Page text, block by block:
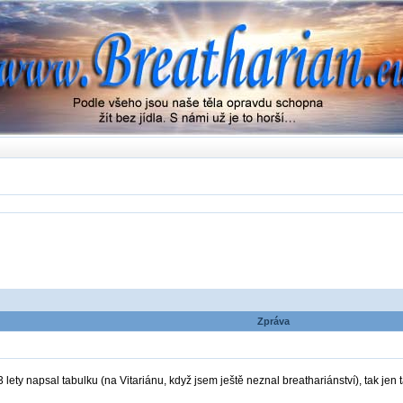
Zpráva
lety napsal tabulku (na Vitariánu, když jsem ještě neznal breathariánství), tak